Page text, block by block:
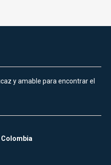
y amable para encontrar el
Colombia